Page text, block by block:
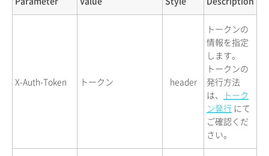
X-Auth-Token トークン header
トークンの
情報を指定
します。
トークンの
発行方法
は、
トーク
ン発行 にて
ご確認くだ
さい。